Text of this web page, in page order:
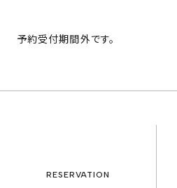
PROJECTS
予約受付期間外です。
RESERVATION